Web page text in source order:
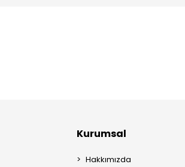
Kurumsal
Hakkımızda